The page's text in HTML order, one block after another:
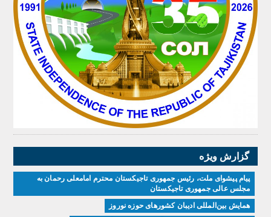
گزارش ویژه
پیام پیشوای ملت، رئیس جمهوری تاجیکستان محترم امامعلی رحمان به
مجلس عالی جمهوری تاجیکستان
همایش بین‌المللی ادیبان کشور‌های حوزه نوروز